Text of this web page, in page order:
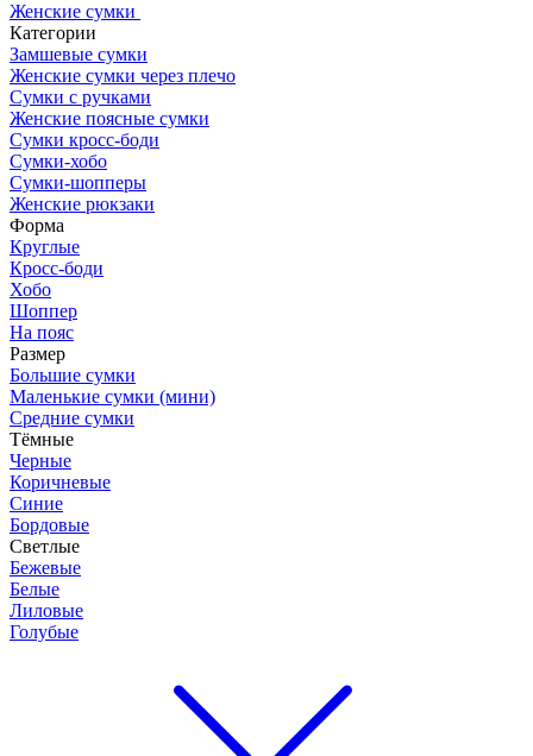
Женские сумки
Категории
Замшевые сумки
Женские сумки через плечо
Сумки с ручками
Женские поясные сумки
Сумки кросс-боди
Сумки-хобо
Сумки-шопперы
Женские рюкзаки
Форма
Круглые
Кросс-боди
Хобо
Шоппер
На пояс
Размер
Большие сумки
Маленькие сумки (мини)
Средние сумки
Тёмные
Черные
Коричневые
Синие
Бордовые
Светлые
Бежевые
Белые
Лиловые
Голубые